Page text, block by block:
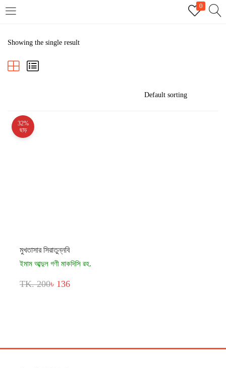
0
REGISTER
Showing the single result
32%
ছাড়
মুখতাসার সিরাতুন্নবি
ইমাম আব্দুল গণী মাকদিসি রহ.
TK. 200৳ 136